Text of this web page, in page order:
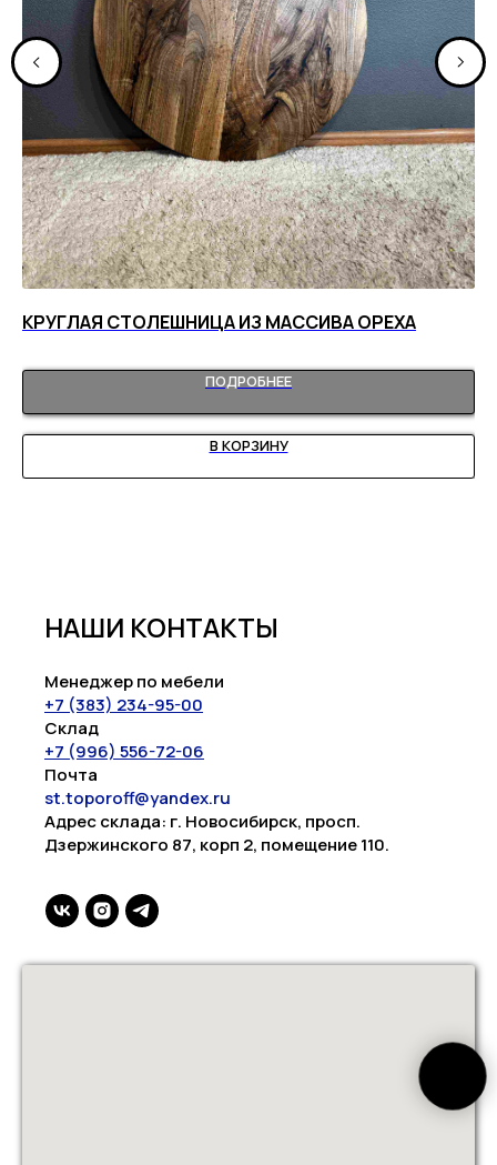
КРУГЛАЯ СТОЛЕШНИЦА ИЗ МАССИВА ОРЕХА
ПОДРОБНЕЕ
В КОРЗИНУ
НАШИ КОНТАКТЫ
Менеджер по мебели
+7 (383) 234-95-00
Склад
+7 (996) 556-72-06
Почта
st.toporoff@yandex.ru
Адрес склада: г. Новосибирск, просп.
Дзержинского 87, корп 2, помещение 110.